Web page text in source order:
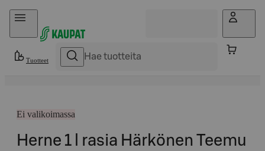
Hyppää sisältöön
Tuotteet
Ei valikoimassa
Herne 1 l rasia Härkönen Teemu